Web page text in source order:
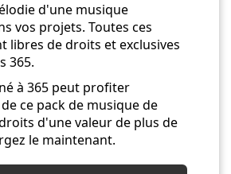
d'une musique
vos projets. Toutes ces
libres de droits et exclusives
365.
à 365 peut profiter
ce pack de musique de
d'une valeur de plus de
le maintenant.